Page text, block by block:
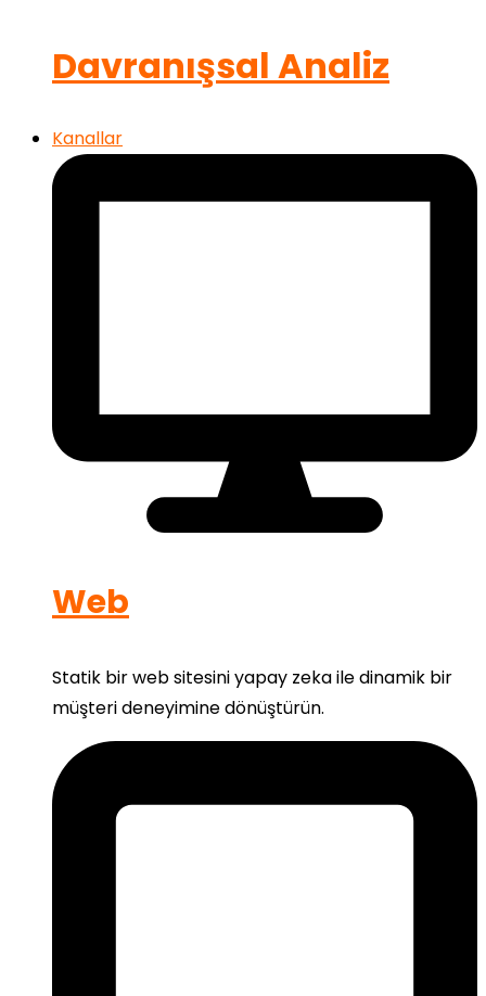
Davranışsal Analiz
Kanallar
Web
Statik bir web sitesini yapay zeka ile dinamik bir
müşteri deneyimine dönüştürün.